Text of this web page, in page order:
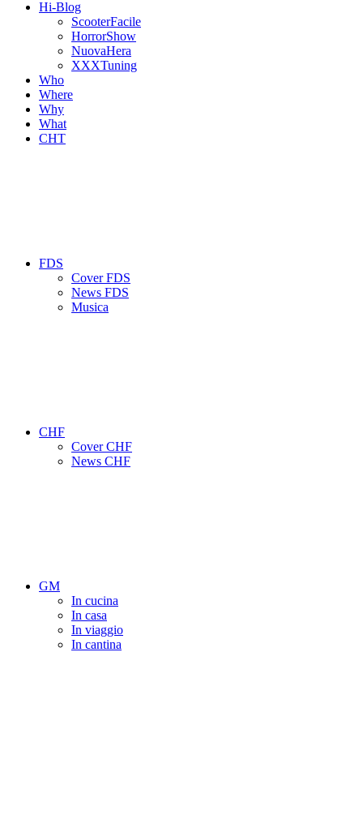
Hi-Blog
ScooterFacile
HorrorShow
NuovaHera
XXXTuning
Who
Where
Why
What
CHT
FDS
Cover FDS
News FDS
Musica
CHF
Cover CHF
News CHF
GM
In cucina
In casa
In viaggio
In cantina